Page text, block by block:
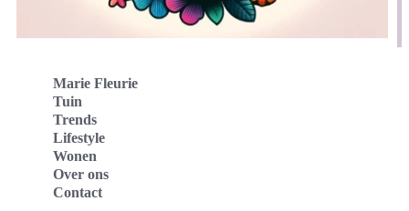
Marie Fleurie
Tuin
Trends
Lifestyle
Wonen
Over ons
Contact